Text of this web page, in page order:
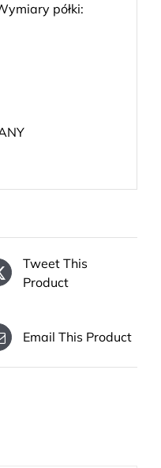
półki:
Tweet This
Product
Email This Product